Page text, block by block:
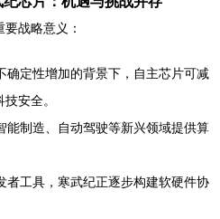
战略意义：
确定性增加的背景下，自主芯片可减
安全。
能制造、自动驾驶等新兴领域提供算
者工具，寒武纪正逐步构建软硬件协